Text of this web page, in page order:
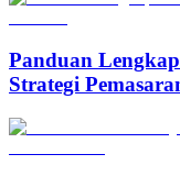
Panduan
Strategi